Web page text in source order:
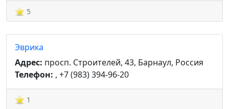
5
Эврика
Адрес: просп. Строителей, 43, Барнаул, Россия
Телефон: , +7 (983) 394-96-20
1